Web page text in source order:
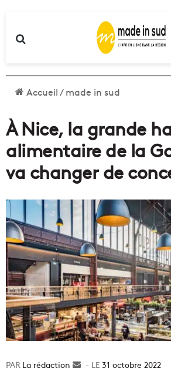
Accueil/made in sud
À Nice, la grande
alimentaire de la
va changer de
La rédaction
Envoyer31 octobre 2022